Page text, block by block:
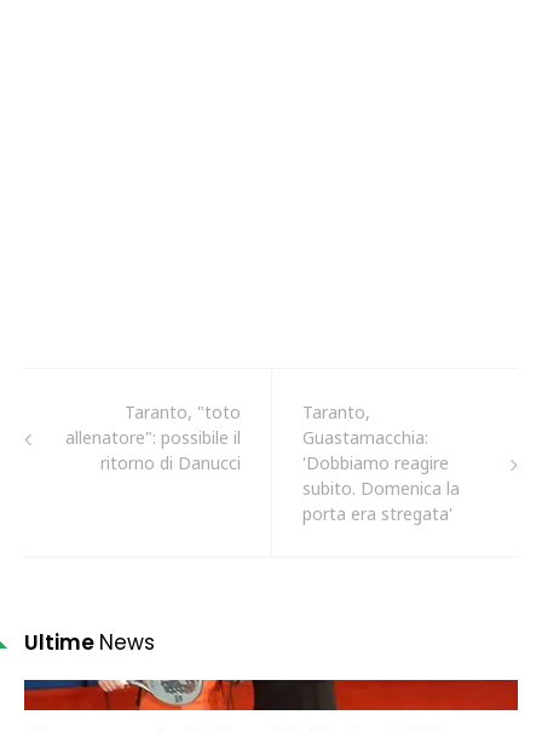
Taranto, "toto
allenatore": possibile il
ritorno di Danucci
Taranto,
Guastamacchia:
'Dobbiamo reagire
subito. Domenica la
porta era stregata'
Ultime News